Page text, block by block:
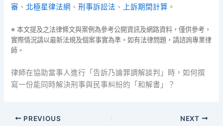
審 、 北極星律法網 、刑事訴訟法 、 上訴期間計算 。
※ 本文提及之法律條文與案例為參考公開資訊及網路資料，僅供參考，
實際情況請以最新法規及個案事實為準。如有法律問題，請諮詢專業律
師。
律師在協助當事人進行「告訴乃論罪調解談判」時，如何撰
寫一份能同時解決刑事與民事糾紛的「和解書」？
PREVIOUS NEXT